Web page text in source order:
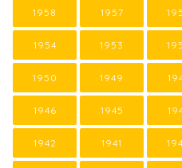
1958 1957
1954 1953
1950 1949
1946 1945
1942 1941